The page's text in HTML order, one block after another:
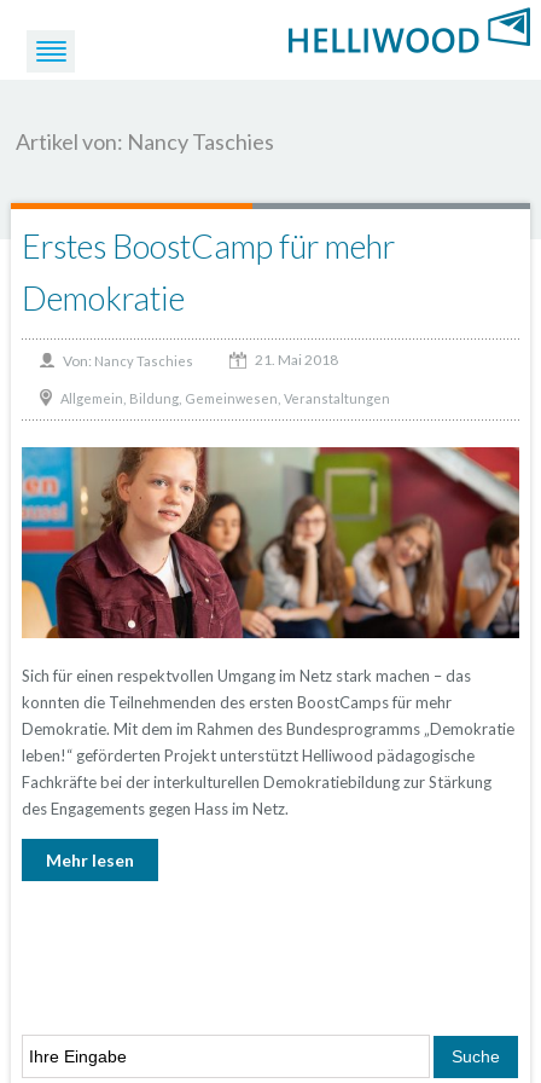
Artikel von: Nancy Taschies
Erstes BoostCamp für mehr
Demokratie
Von: Nancy Taschies 21. Mai 2018
Allgemein Bildung, Gemeinwesen Veranstaltungen
Sich für einen respektvollen Umgang im Netz stark machen – das
konnten die Teilnehmenden des ersten BoostCamps für mehr
Demokratie. Mit dem im Rahmen des Bundesprogramms „Demokratie
leben!“ geförderten Projekt unterstützt Helliwood pädagogische
Fachkräfte bei der interkulturellen Demokratiebildung zur Stärkung
des Engagements gegen Hass im Netz.
Mehr lesen